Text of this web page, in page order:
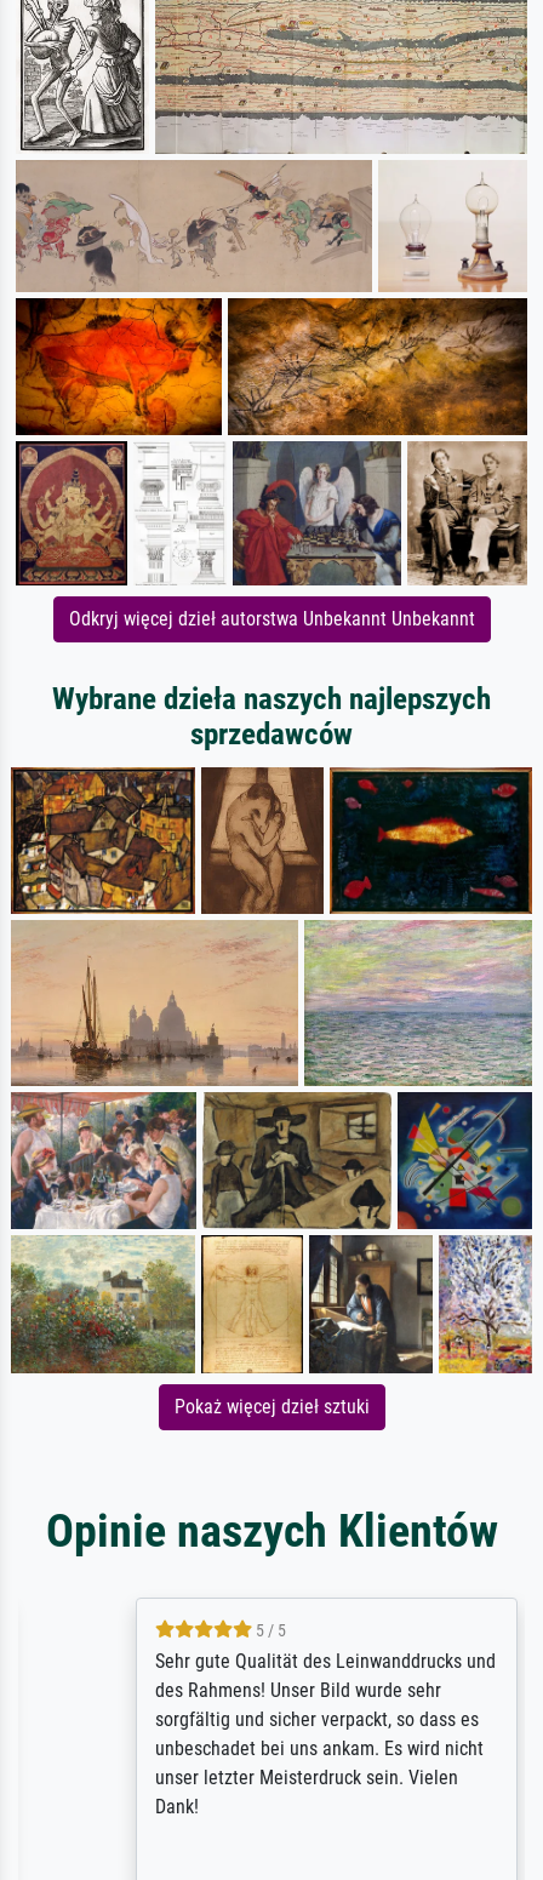
Odkryj więcej dzieł autorstwa Unbekannt Unbekannt
Wybrane dzieła naszych najlepszych
sprzedawców
Pokaż więcej dzieł sztuki
Opinie naszych Klientów
5 / 5
Sehr gute Qualität des Leinwanddrucks und
des Rahmens! Unser Bild wurde sehr
sorgfältig und sicher verpackt, so dass es
unbeschadet bei uns ankam. Es wird nicht
unser letzter Meisterdruck sein. Vielen